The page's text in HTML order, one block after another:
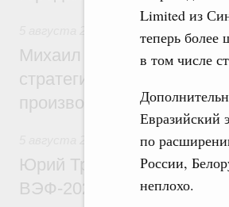
Limited из
теперь более
в том числе
Евразийский
по
России,
неплохо.
Вопросы
Михаил Мишустин дал
стратегической
производительности
Общие вопросы
Юрий Трутнев:
ВЭФ-2026